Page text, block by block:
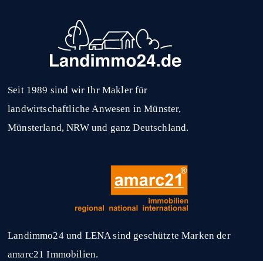
Seit 1989 sind wir Ihr Makler für
landwirtschaftliche Anwesen in Münster,
Münsterland, NRW und ganz Deutschland.
Landimmo24 und LENA sind geschützte Marken der
amarc21 Immobilien.